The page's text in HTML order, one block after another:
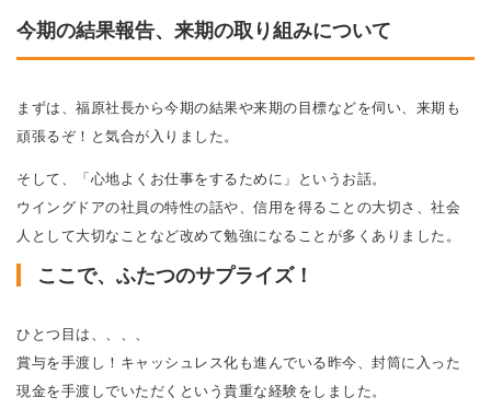
今期の結果報告、来期の取り組みについて
まずは、福原社長から今期の結果や来期の目標などを伺い、来期も
頑張るぞ！と気合が入りました。
そして、「心地よくお仕事をするために」というお話。
ウイングドアの社員の特性の話や、信用を得ることの大切さ、社会
人として大切なことなど改めて勉強になることが多くありました。
ここで、ふたつのサプライズ！
ひとつ目は、、、、
賞与を手渡し！キャッシュレス化も進んでいる昨今、封筒に入った
現金を手渡しでいただくという貴重な経験をしました。